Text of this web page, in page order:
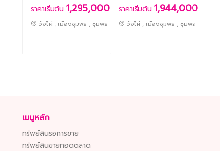
ราคาเริ่มต้น 1,295,000.-
วังไผ่ , เมืองชุมพร , ชุมพร
ราคาเริ่มต้น 1,944,000.-
วังไผ่ , เมืองชุมพร , ชุมพร
เมนูหลัก
ทรัพย์สินรอการขาย
ทรัพย์สินขายทอดตลาด